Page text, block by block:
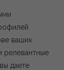
ваших
релевантные
даете